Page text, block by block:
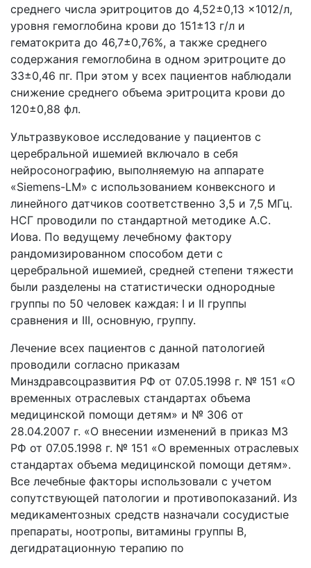
среднего числа эритроцитов до 4,52±0,13 ×1012/л,
уровня гемоглобина крови до 151±13 г/л и
гематокрита до 46,7±0,76%, а также среднего
содержания гемоглобина в одном эритроците до
33±0,46 пг. При этом у всех пациентов наблюдали
снижение среднего объема эритроцита крови до
120±0,88 фл.
Ультразвуковое исследование у пациентов с
церебральной ишемией включало в себя
нейросонографию, выполняемую на аппарате
«Siemens-LM» c использованием конвексного и
линейного датчиков соответственно 3,5 и 7,5 МГц.
НСГ проводили по стандартной методике А.С.
Иова. По ведущему лечебному фактору
рандомизированном способом дети с
церебральной ишемией, средней степени тяжести
были разделены на статистически однородные
группы по 50 человек каждая: I и II группы
сравнения и III, основную, группу.
Лечение всех пациентов с данной патологией
проводили согласно приказам
Минздравсоцразвития РФ от 07.05.1998 г. № 151 «О
временных отраслевых стандартах объема
медицинской помощи детям» и № 306 от
28.04.2007 г. «О внесении изменений в приказ МЗ
РФ от 07.05.1998 г. № 151 «О временных отраслевых
стандартах объема медицинской помощи детям».
Все лечебные факторы использовали с учетом
сопутствующей патологии и противопоказаний. Из
медикаментозных средств назначали сосудистые
препараты, ноотропы, витамины группы В,
дегидратационную терапию по